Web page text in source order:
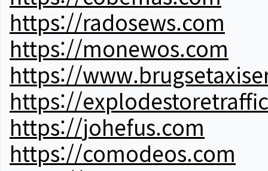
https://radosews.com
https://monewos.com
https://
https://
https://johefus.com
https://comodeos.com